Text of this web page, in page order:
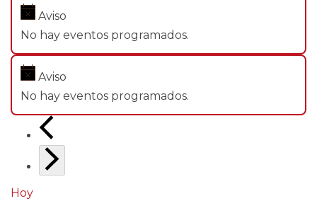
Aviso
No hay eventos programados.
Aviso
No hay eventos programados.
Hoy